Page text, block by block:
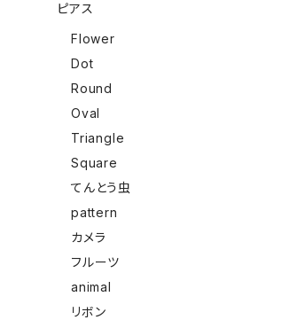
ピアス
Flower
Dot
Round
Oval
Triangle
Square
てんとう虫
pattern
カメラ
フルーツ
animal
リボン